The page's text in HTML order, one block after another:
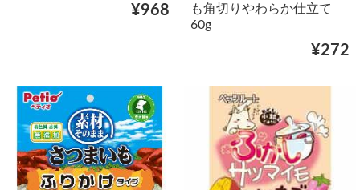
¥968
も角切りやわらか仕立て
60g
¥272